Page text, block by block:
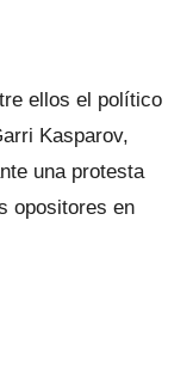
ellos el político
Kasparov,
una protesta
opositores en